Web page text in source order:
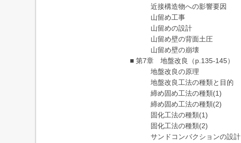
近接構造物への影響要因
山留め工事
山留めの設計
山留め壁の背面土圧
山留め壁の崩壊
■ 第7章 地盤改良（p.135-145）
地盤改良の原理
地盤改良工法の種類と目的
締め固め工法の種類(1)
締め固め工法の種類(2)
固化工法の種類(1)
固化工法の種類(2)
サンドコンバクションの設計